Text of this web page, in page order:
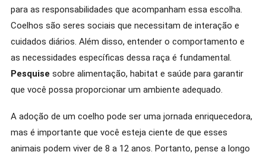
para as responsabilidades que acompanham essa escolha.
Coelhos são seres sociais que necessitam de interação e
cuidados diários. Além disso, entender o comportamento e
as necessidades específicas dessa raça é fundamental.
Pesquise sobre alimentação, habitat e saúde para garantir
que você possa proporcionar um ambiente adequado.
A adoção de um coelho pode ser uma jornada enriquecedora,
mas é importante que você esteja ciente de que esses
animais podem viver de 8 a 12 anos. Portanto, pense a longo